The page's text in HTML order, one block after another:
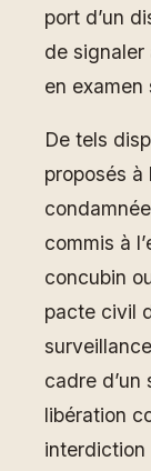
port d’un
de signaler
en examen
De tels
proposés à
commis à
concubin
pacte civil
cadre d’un
libération